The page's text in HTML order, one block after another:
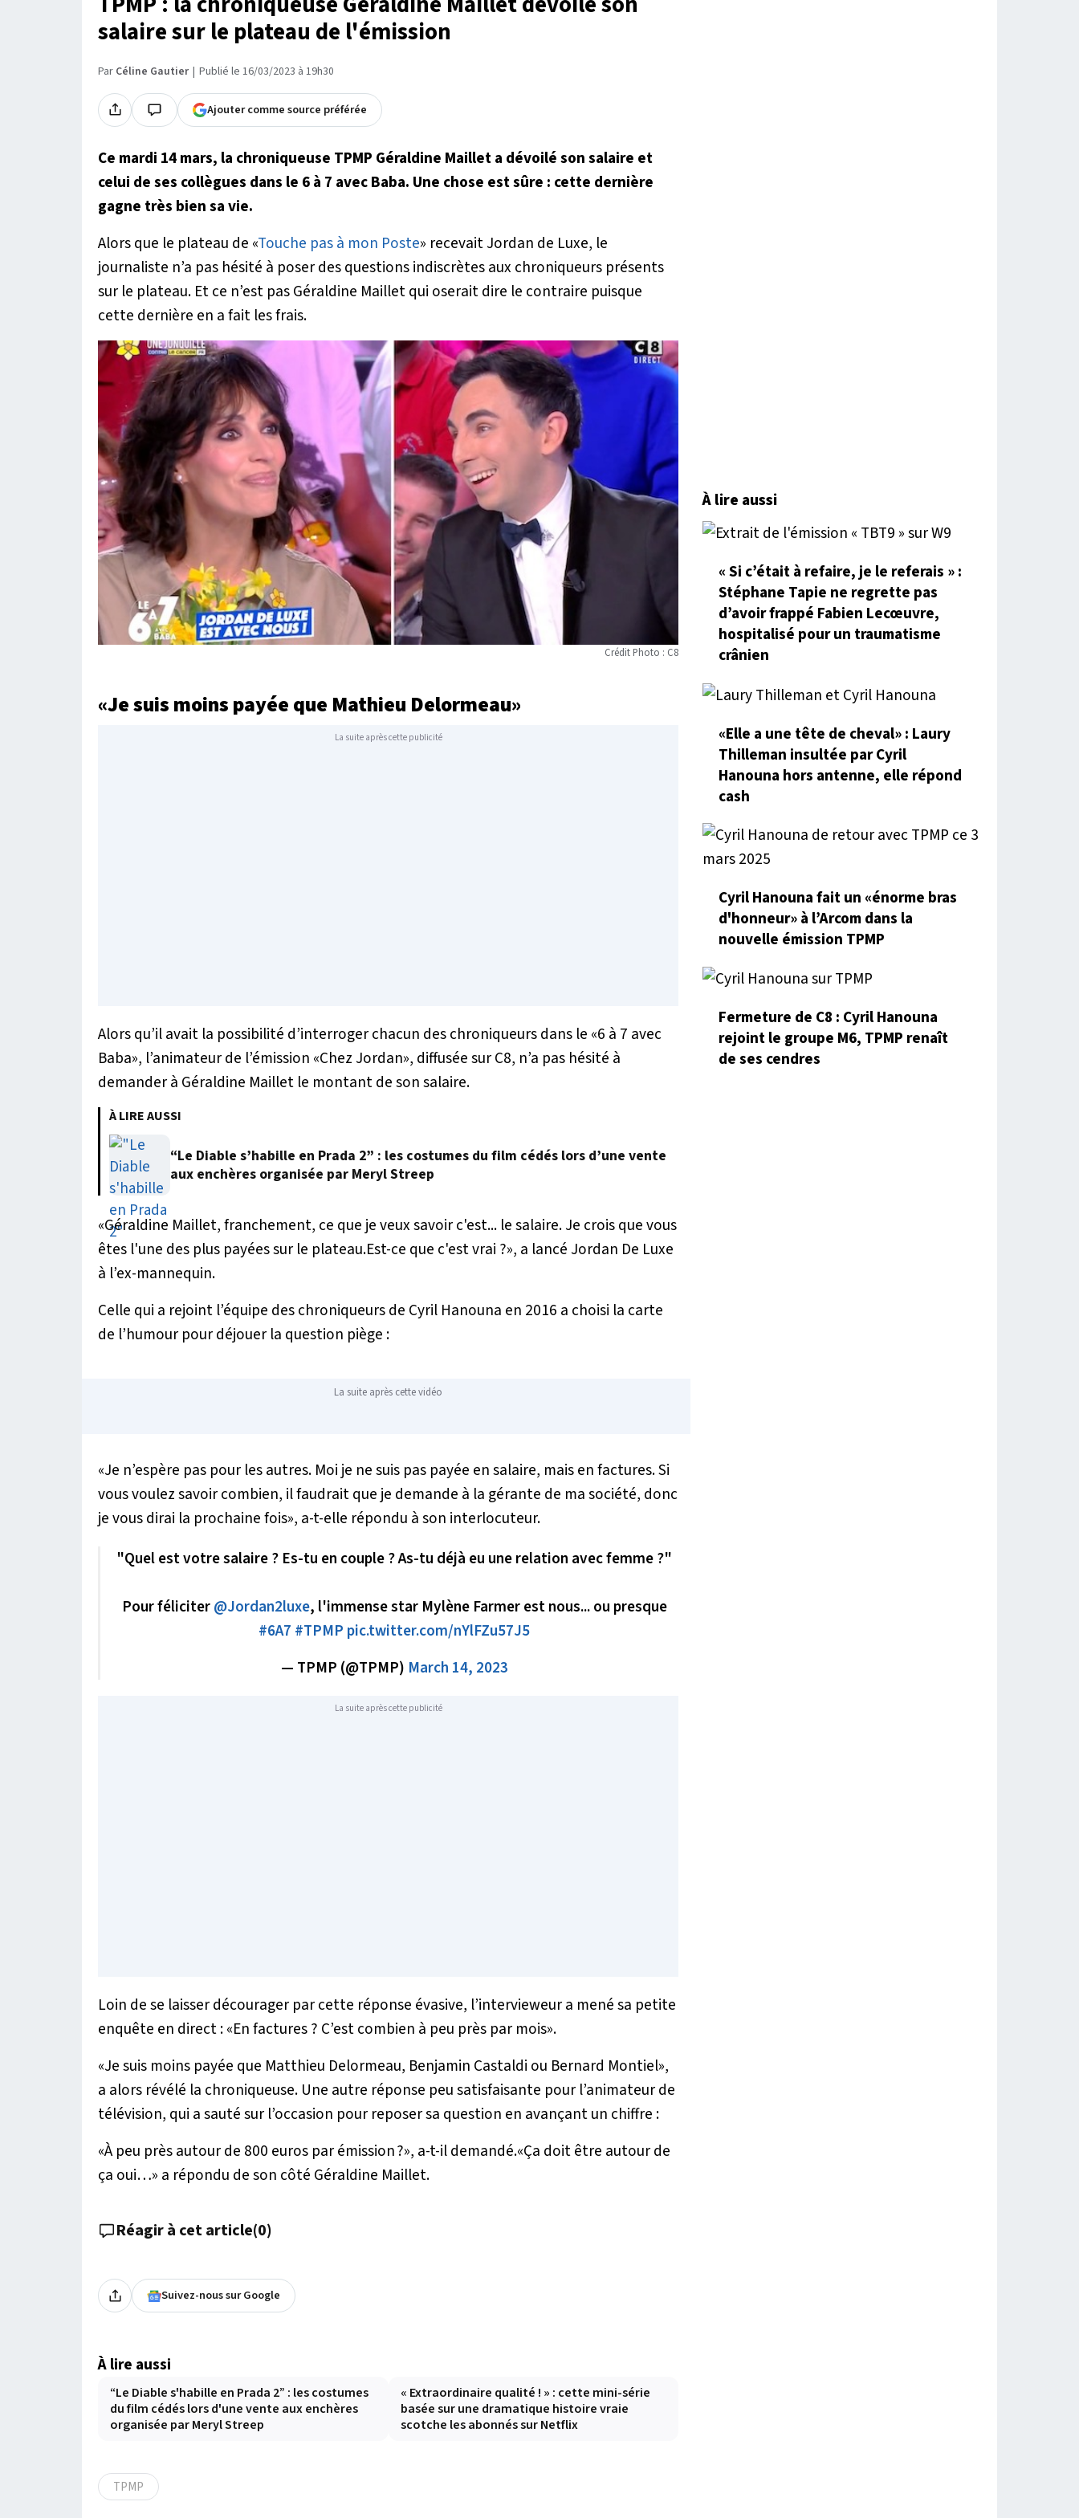
salaire sur le plateau de l'émission
Par Céline Gautier Publié le 16/03/2023 à 19h30
Ajouter comme source préférée
Ce mardi 14 mars, la chroniqueuse TPMP Géraldine Maillet a dévoilé son salaire et
celui de ses collègues dans le 6 à 7 avec Baba. Une chose est sûre : cette dernière
gagne très bien sa vie.
Alors que le plateau de «Touche pas à mon Poste» recevait Jordan de Luxe, le
journaliste n’a pas hésité à poser des questions indiscrètes aux chroniqueurs présents
sur le plateau. Et ce n’est pas Géraldine Maillet qui oserait dire le contraire puisque
cette dernière en a fait les frais.
Crédit Photo : C8
«Je suis moins payée que Mathieu Delormeau»
La suite après cette publicité
Alors qu’il avait la possibilité d’interroger chacun des chroniqueurs dans le «6 à 7 avec
Baba», l’animateur de l’émission «Chez Jordan», diffusée sur C8, n’a pas hésité à
demander à Géraldine Maillet le montant de son salaire.
À LIRE AUSSI
“Le Diable s’habille en Prada 2” : les costumes du film cédés lors d’une vente
aux enchères organisée par Meryl Streep
«Géraldine Maillet, franchement, ce que je veux savoir c'est... le salaire. Je crois que vous
êtes l'une des plus payées sur le plateau.Est-ce que c'est vrai ?», a lancé Jordan De Luxe
à l’ex-mannequin.
Celle qui a rejoint l’équipe des chroniqueurs de Cyril Hanouna en 2016 a choisi la carte
de l’humour pour déjouer la question piège :
La suite après cette vidéo
«Je n’espère pas pour les autres. Moi je ne suis pas payée en salaire, mais en factures. Si
vous voulez savoir combien, il faudrait que je demande à la gérante de ma société, donc
je vous dirai la prochaine fois», a-t-elle répondu à son interlocuteur.
"Quel est votre salaire ? Es-tu en couple ? As-tu déjà eu une relation avec femme ?"
Pour féliciter@Jordan2luxe, l'immense star Mylène Farmer est nous... ou presque
#6A7 #TPMP pic.twitter.com/nYlFZu57J5
— TPMP (@TPMP) March 14, 2023
La suite après cette publicité
Loin de se laisser décourager par cette réponse évasive, l’intervieweur a mené sa petite
enquête en direct : «En factures ? C’est combien à peu près par mois».
«Je suis moins payée que Matthieu Delormeau, Benjamin Castaldi ou Bernard Montiel»,
a alors révélé la chroniqueuse. Une autre réponse peu satisfaisante pour l’animateur de
télévision, qui a sauté sur l’occasion pour reposer sa question en avançant un chiffre :
«À peu près autour de 800 euros par émission?», a-t-il demandé.«Ça doit être autour de
ça oui…» a répondu de son côté Géraldine Maillet.
Réagir à cet article(0)
Suivez-nous sur Google
À lire aussi
“Le Diable s'habille en Prada 2” : les costumes
du film cédés lors d'une vente aux enchères
organisée par Meryl Streep
« Extraordinaire qualité ! » : cette mini-série
basée sur une dramatique histoire vraie
scotche les abonnés sur Netflix
TPMP
À lire aussi
« Si c’était à refaire, je le referais » :
Stéphane Tapie ne regrette pas
d’avoir frappé Fabien Lecœuvre,
hospitalisé pour un traumatisme
crânien
«Elle a une tête de cheval» : Laury
Thilleman insultée par Cyril
Hanouna hors antenne, elle répond
cash
Cyril Hanouna fait un «énorme bras
d'honneur» à l’Arcom dans la
nouvelle émission TPMP
Fermeture de C8 : Cyril Hanouna
rejoint le groupe M6, TPMP renaît
de ses cendres